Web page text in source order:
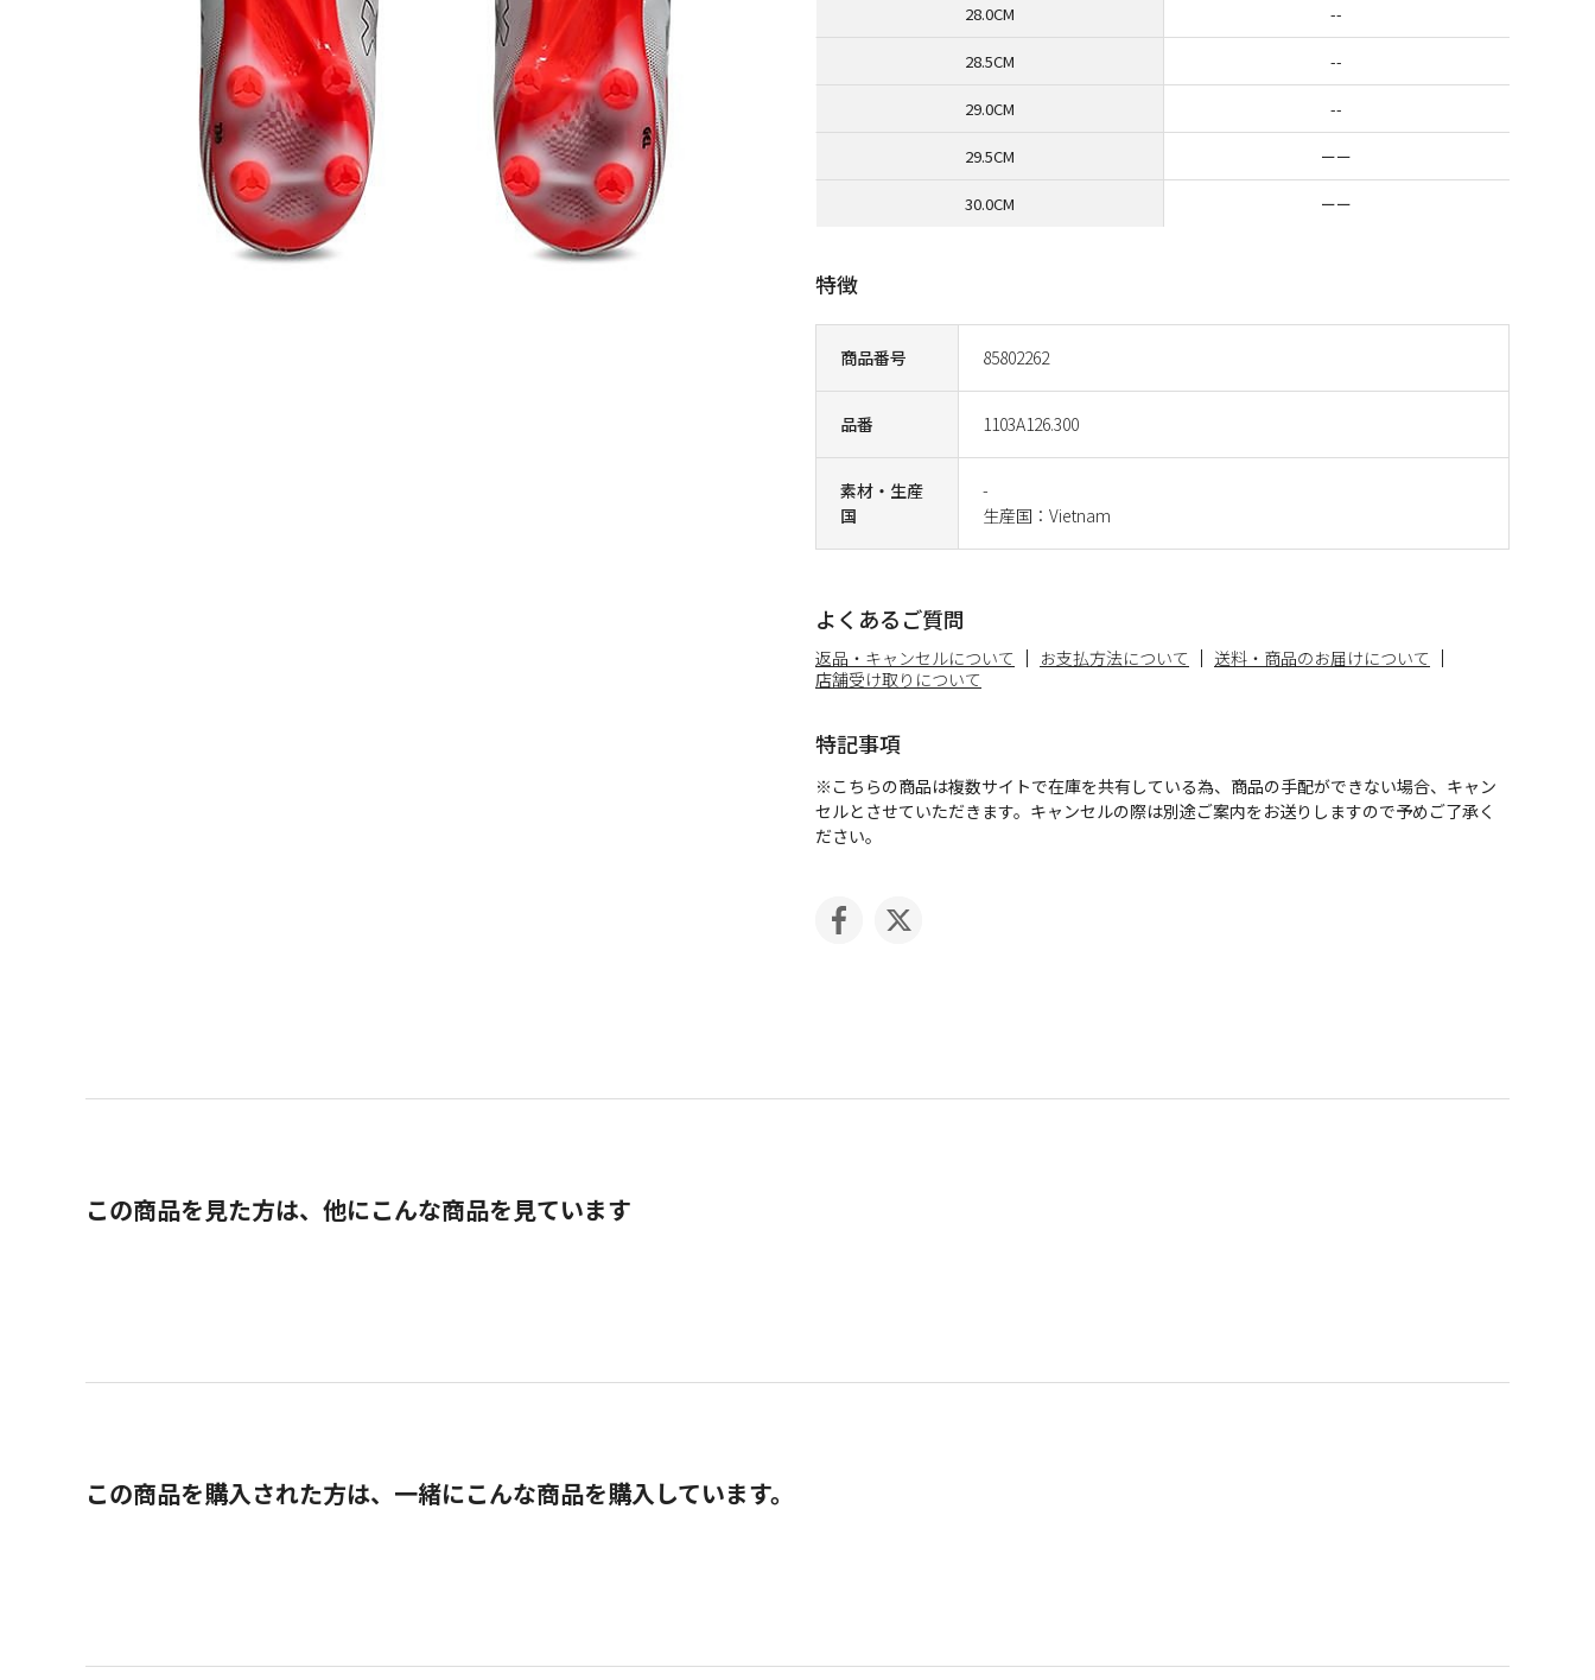
商品番号 85802262
品番 1103A126.300
素材・生産
国
-
生産国：Vietnam
特徴
よくあるご質問
返品・キャンセルについて お支払方法について
送料・商品のお届けについて
店舗受け取りについて
特記事項
※こちらの商品は複数サイトで在庫を共有している為、商品の手配ができない場合、キャン
セルとさせていただきます。キャンセルの際は別途ご案内をお送りしますので予めご了承く
ださい。
28.0CM --
28.5CM --
29.0CM --
29.5CM ーー
30.0CM ーー
この商品を見た方は、他にこんな商品を見ています
この商品を購入された方は、一緒にこんな商品を購入しています。